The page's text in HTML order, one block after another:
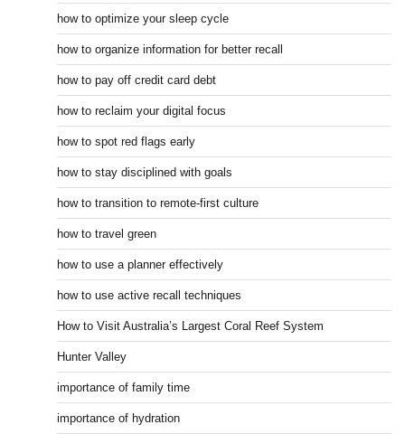
how to optimize your sleep cycle
how to organize information for better recall
how to pay off credit card debt
how to reclaim your digital focus
how to spot red flags early
how to stay disciplined with goals
how to transition to remote-first culture
how to travel green
how to use a planner effectively
how to use active recall techniques
How to Visit Australia’s Largest Coral Reef System
Hunter Valley
importance of family time
importance of hydration